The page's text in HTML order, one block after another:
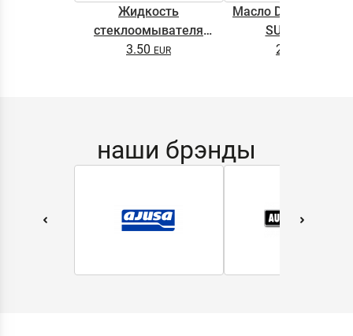
Жидкость
стеклоомывателя
DYNAMAX SCREENWASH
3.50
Масло DYNAMAX
SUPER 0.5L
2.65
наши брэнды